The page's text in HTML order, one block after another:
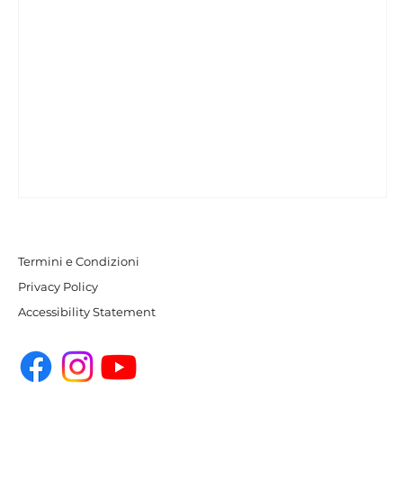
Termini e Condizioni
Privacy Policy
Accessibility Statement